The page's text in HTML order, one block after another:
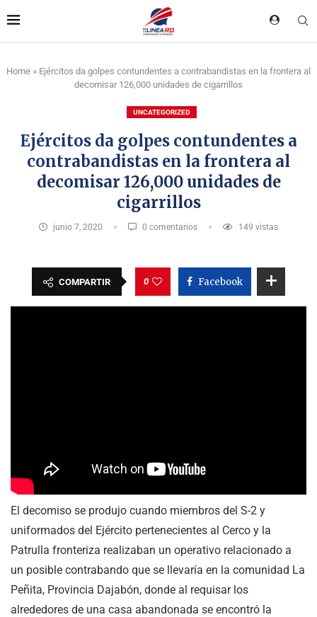
Home » Ejércitos da golpes contundentes a contrabandistas en la frontera al
decomisar 126,000 unidades de cigarrillos
UNCATEGORIZED
Ejércitos da golpes contundentes a
contrabandistas en la frontera al
decomisar 126,000 unidades de
cigarrillos
junio 7, 2020 0 comentarios 149 vistas
COMPARTIR 0 Facebook
El decomiso se produjo cuando miembros del S-2 y
uniformados del Ejército pertenecientes al Cerco y la
Patrulla fronteriza realizaban un operativo relacionado a
un posible contrabando que se llevaría en la comunidad La
Peñita, Provincia Dajabón, donde al requisar los
alrededores de una casa abandonada se encontró la